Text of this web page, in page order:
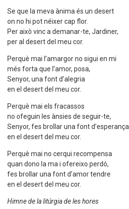
Se que la meva ànima és un desert
on no hi pot néixer cap flor.
Per això vinc a demanar-te, Jardiner,
per al desert del meu cor.
Perquè mai l’amargor no sigui en mi
més forta que l’amor, posa,
Senyor, una font d’alegria
en el desert del meu cor.
Perquè mai els fracassos
no ofeguin les ànsies de seguir-te,
Senyor, fes brollar una font d’esperança
en el desert del meu cor.
Perquè mai no cerqui recompensa
quan dono la ma i ofereixo perdó,
fes brollar una font d’amor tendre
en el desert del meu cor.
Himne de la litúrgia de les hores